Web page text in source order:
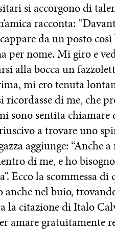
si accorgono di
racconta:
da un posto
per nome. Mi giro e
alla bocca un
mi ero tenuta
di me, che
sono sentita chiamare
a trovare uno
aggiunge: “Anche
di me, e ho
Ecco la scommessa di
nel buio,
la citazione di Italo
amare gratuitamente